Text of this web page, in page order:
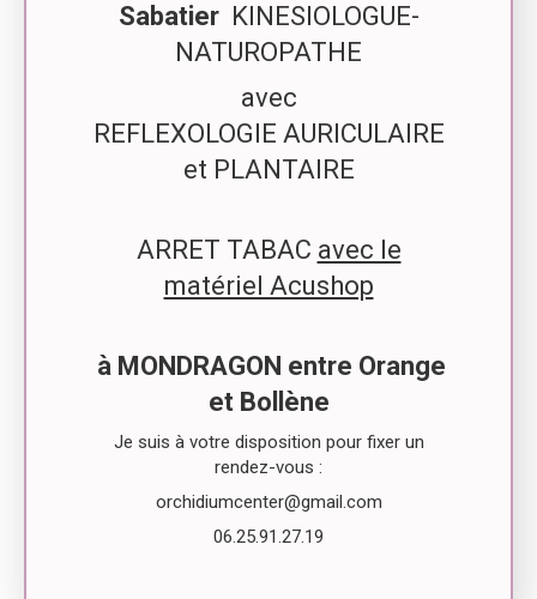
Sabatier KINESIOLOGUE-
NATUROPATHE
avec
REFLEXOLOGIE AURICULAIRE
et PLANTAIRE
ARRET TABAC avec le
matériel Acushop
à MONDRAGON entre Orange
et Bollène
Je suis à votre disposition pour fixer un
rendez-vous :
orchidiumcenter@gmail.com
06.25.91.27.19